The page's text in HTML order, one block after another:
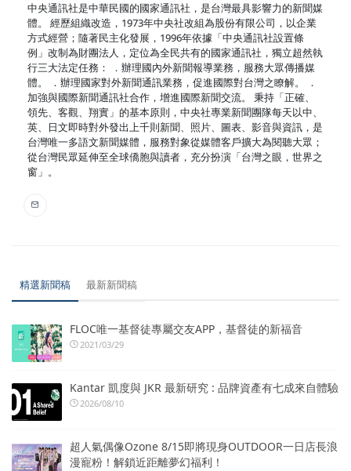
中央通訊社是中華民國的國家通訊社，是台灣最具影響力的新聞媒
體。 經歷組織改造，1973年中央社改組為股份有限公司，以企業
方式經營；隨著民主化發展，1996年依據「中央通訊社設置條
例」改制為財團法人，定位為全民共有的國家通訊社，獨立超然執
行三大法定任務： ．辦理國內外新聞報導業務，服務大眾傳播媒
體。 ．辦理國家對外新聞通訊業務，促進國際對台灣之瞭解。 ．
加強與國際新聞通訊社合作，增進國際新聞交流。 秉持「正確、
領先、客觀、翔實」的基本原則，中央社專業新聞團隊每天以中、
英、日文即時對外發出上千則新聞、照片、圖表、影音與資訊，是
台灣唯一多語文新聞媒體，服務對象從媒體客戶擴大為閱聽大眾；
從台灣民眾延伸至全球僑胞與讀者，充分扮演「台灣之眼，世界之
窗」。
精選新聞稿 最新新聞稿
FLOC唯一基督徒專屬交友APP，基督徒的新福音
2021/03/29
Kantar 凱度與 JKR 最新研究 : 品牌資產有七成來自體驗
2026/08/10
超人氣偶像Ozone 8/15即將現身OUTDOOR一日店長浪
漫寵粉！解鎖近距離夢幻福利！